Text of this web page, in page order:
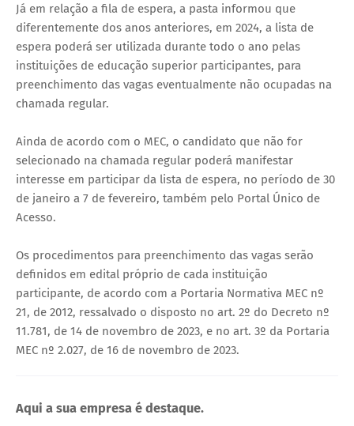
Já em relação a fila de espera, a pasta informou que
diferentemente dos anos anteriores, em 2024, a lista de
espera poderá ser utilizada durante todo o ano pelas
instituições de educação superior participantes, para
preenchimento das vagas eventualmente não ocupadas na
chamada regular.
Ainda de acordo com o MEC, o candidato que não for
selecionado na chamada regular poderá manifestar
interesse em participar da lista de espera, no período de 30
de janeiro a 7 de fevereiro, também pelo Portal Único de
Acesso.
Os procedimentos para preenchimento das vagas serão
definidos em edital próprio de cada instituição
participante, de acordo com a Portaria Normativa MEC nº
21, de 2012, ressalvado o disposto no art. 2º do Decreto nº
11.781, de 14 de novembro de 2023, e no art. 3º da Portaria
MEC nº 2.027, de 16 de novembro de 2023.
Aqui a sua empresa é destaque.